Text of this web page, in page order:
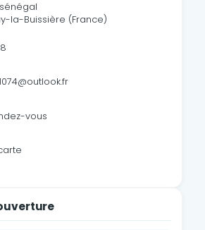
la-Buissière (France)
vous